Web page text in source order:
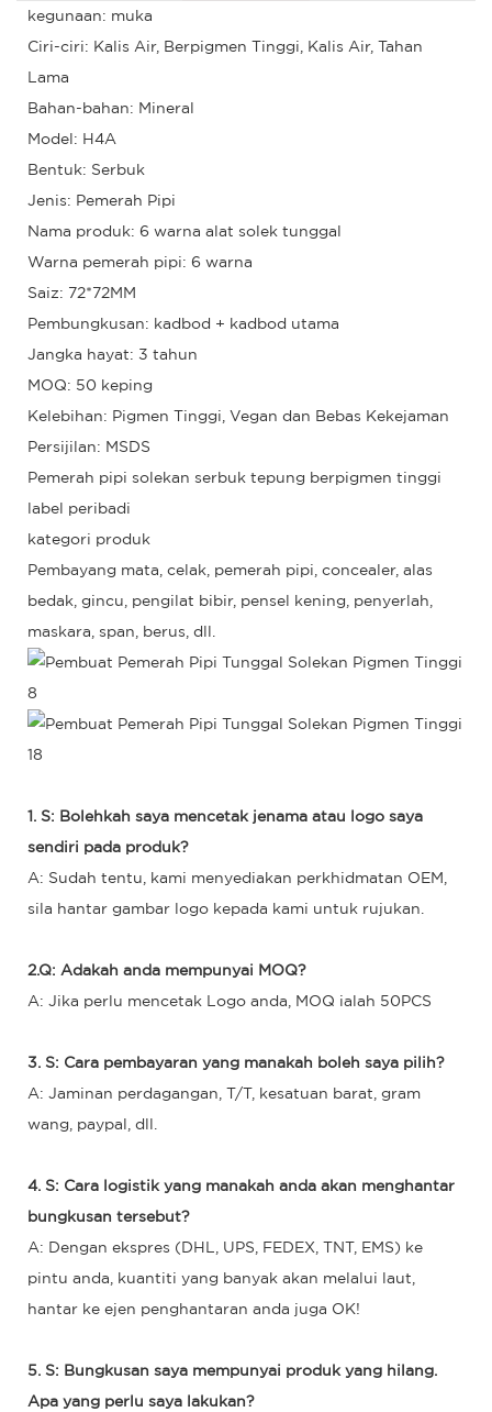
kegunaan: muka
Ciri-ciri: Kalis Air, Berpigmen Tinggi, Kalis Air, Tahan
Lama
Bahan-bahan: Mineral
Model: H4A
Bentuk: Serbuk
Jenis: Pemerah Pipi
Nama produk: 6 warna alat solek tunggal
Warna pemerah pipi: 6 warna
Saiz: 72*72MM
Pembungkusan: kadbod + kadbod utama
Jangka hayat: 3 tahun
MOQ: 50 keping
Kelebihan: Pigmen Tinggi, Vegan dan Bebas Kekejaman
Persijilan: MSDS
Pemerah pipi solekan serbuk tepung berpigmen tinggi
label peribadi
kategori produk
Pembayang mata, celak, pemerah pipi, concealer, alas
bedak, gincu, pengilat bibir, pensel kening, penyerlah,
maskara, span, berus, dll.
1. S: Bolehkah saya mencetak jenama atau logo saya
sendiri pada produk?
A: Sudah tentu, kami menyediakan perkhidmatan OEM,
sila hantar gambar logo kepada kami untuk rujukan.
2.Q: Adakah anda mempunyai MOQ?
A: Jika perlu mencetak Logo anda, MOQ ialah 50PCS
3. S: Cara pembayaran yang manakah boleh saya pilih?
A: Jaminan perdagangan, T/T, kesatuan barat, gram
wang, paypal, dll.
4. S: Cara logistik yang manakah anda akan menghantar
bungkusan tersebut?
A: Dengan ekspres (DHL, UPS, FEDEX, TNT, EMS) ke
pintu anda, kuantiti yang banyak akan melalui laut,
hantar ke ejen penghantaran anda juga OK!
5. S: Bungkusan saya mempunyai produk yang hilang.
Apa yang perlu saya lakukan?